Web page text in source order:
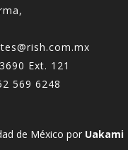
Ext. 121
569 6248
de México por Uakami